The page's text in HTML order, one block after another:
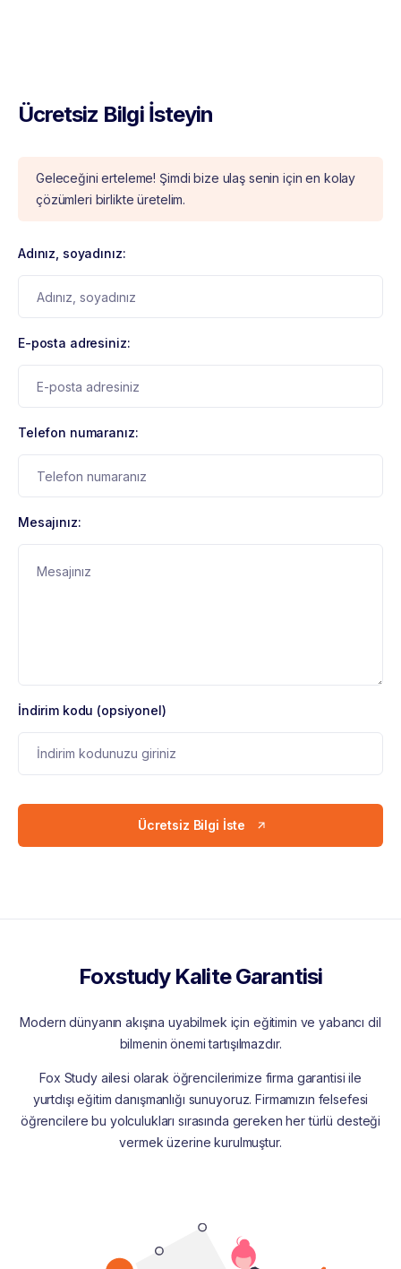
Ücretsiz Bilgi İsteyin
Geleceğini erteleme! Şimdi bize ulaş senin için en kolay
çözümleri birlikte üretelim.
Adınız, soyadınız:
E-posta adresiniz:
Telefon numaranız:
Mesajınız:
İndirim kodu (opsiyonel)
Ücretsiz Bilgi İste
Foxstudy Kalite Garantisi
Modern dünyanın akışına uyabilmek için eğitimin ve yabancı dil
bilmenin önemi tartışılmazdır.
Fox Study ailesi olarak öğrencilerimize firma garantisi ile
yurtdışı eğitim danışmanlığı sunuyoruz. Firmamızın felsefesi
öğrencilere bu yolculukları sırasında gereken her türlü desteği
vermek üzerine kurulmuştur.